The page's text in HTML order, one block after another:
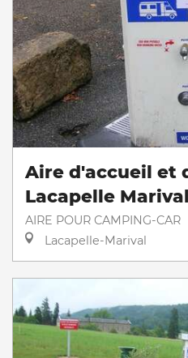
Aire d'accueil et
Lacapelle Marival
AIRE POUR CAMPING-CAR
Lacapelle-Marival